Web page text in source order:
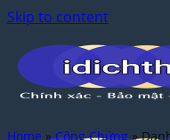
Skip to content
Home»Công Chứng»